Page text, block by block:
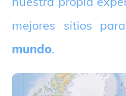
mejores sitios
mundo.